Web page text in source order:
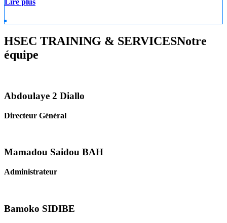
Lire plus
HSEC TRAINING & SERVICESNotre
équipe
Abdoulaye 2 Diallo
Directeur Général
Mamadou Saidou BAH
Administrateur
Bamoko SIDIBE